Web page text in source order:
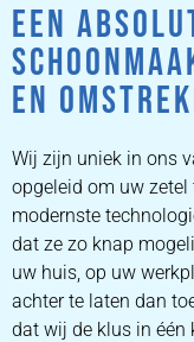
EEN
EN
Wij zijn uniek in ons
opgeleid om uw
modernste
dat ze zo knap
uw huis, op uw
achter te laten dan
dat wij de klus in één